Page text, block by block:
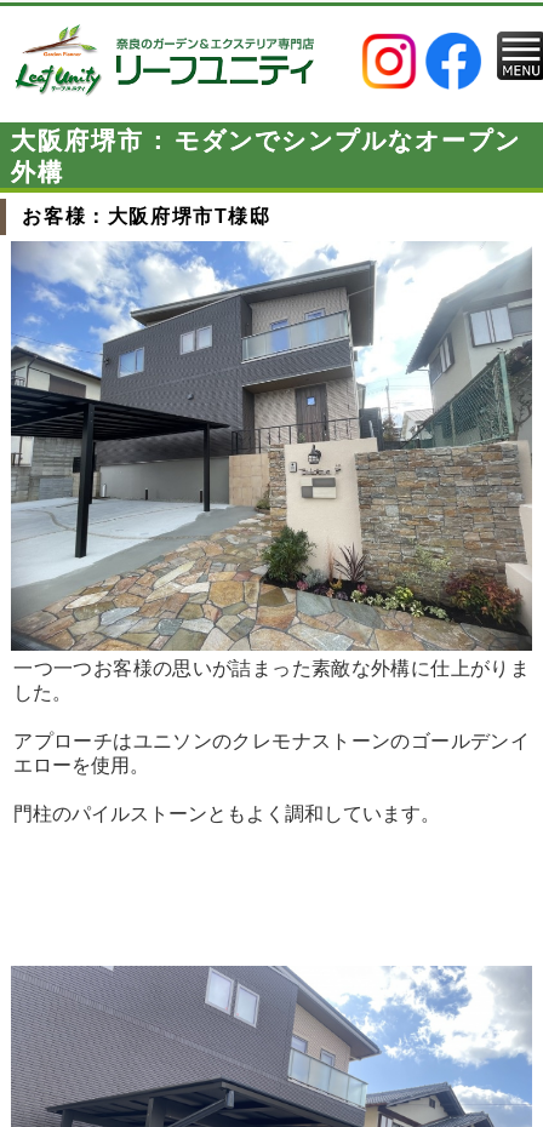
大阪府堺市 : モダンでシンプルなオープン
外構
お客様：大阪府堺市T様邸
一つ一つお客様の思いが詰まった素敵な外構に仕上がりま
した。
アプローチはユニソンのクレモナストーンのゴールデンイ
エローを使用。
門柱のパイルストーンともよく調和しています。